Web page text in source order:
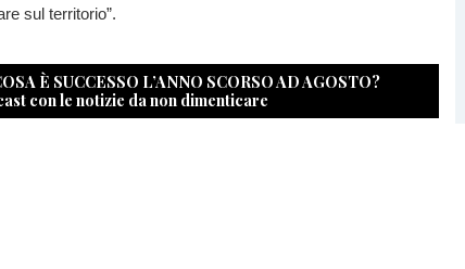
sul territorio”.
È SUCCESSO L’ANNO SCORSO AD AGOSTO?
con le notizie da non dimenticare